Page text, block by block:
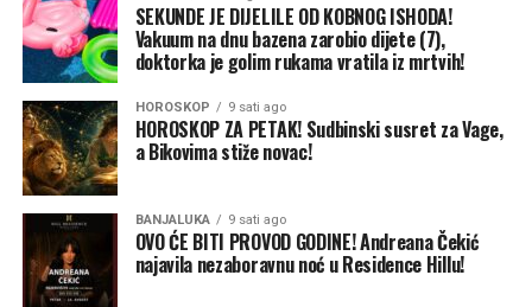
iznadprosječne količine padavina.
Količina snijega u velikoj mjeri zavisiće od pojedinačnih
područja niskog vazdušnog pritiska i njihovih putanja. Za
snijeg u nizinama biće potrebno da se vlažni atlantski
vazduh susretne sa dovoljno hladnim vazduhom iz
sjevernih ili istočnih dijelova Evrope.
Danas vrhunac toplotnog talasa, spremite se za tropsku
noć
SEKUNDE JE DIJELILE OD KOBNOG ISHODA!
Vakuum na dnu bazena zarobio dijete (7),
doktorka je golim rukama vratila iz mrtvih!
HOROSKOP 9 sati ago
HOROSKOP ZA PETAK! Sudbinski susret za Vage,
a Bikovima stiže novac!
BANJALUKA 9 sati ago
OVO ĆE BITI PROVOD GODINE! Andreana Čekić
najavila nezaboravnu noć u Residence Hillu!